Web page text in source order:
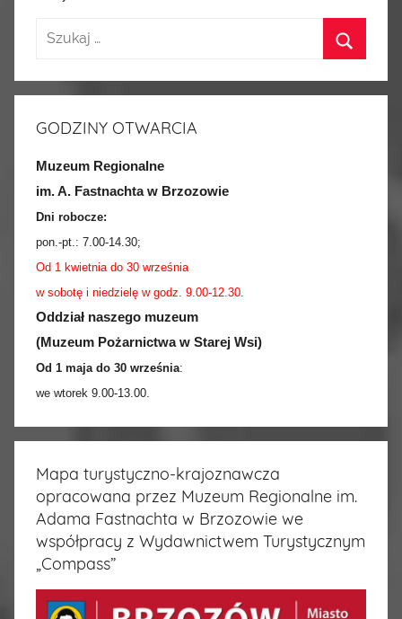
GODZINY OTWARCIA
Muzeum Regionalne
im. A. Fastnachta w Brzozowie
Dni robocze:
pon.-pt.: 7.00-14.30;
Od 1 kwietnia do 30 września
w sobotę i niedzielę w godz. 9.00-12.30.
Oddział naszego muzeum
(Muzeum Pożarnictwa w Starej Wsi)
Od 1 maja do 30 września:
we wtorek 9.00-13.00.
Mapa turystyczno-krajoznawcza
opracowana przez Muzeum Regionalne im.
Adama Fastnachta w Brzozowie we
współpracy z Wydawnictwem Turystycznym
„Compass”